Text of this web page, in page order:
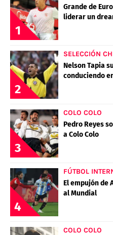
1
Grande de
liderar un
2
SELECCIÓN
Nelson Tapia
conduciendo
3
COLO COLO
Pedro Reyes
a Colo Colo
4
FÚTBOL
El empujón de
al Mundial
COLO COLO